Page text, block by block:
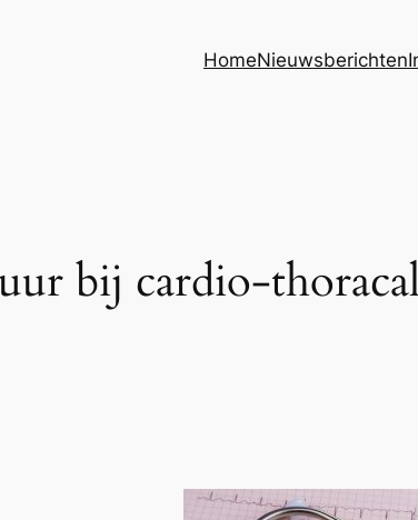
HomeNieuwsberichten
bij cardio-